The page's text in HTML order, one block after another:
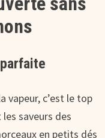
vapeur, c’est le top
saveurs des
en petits dés